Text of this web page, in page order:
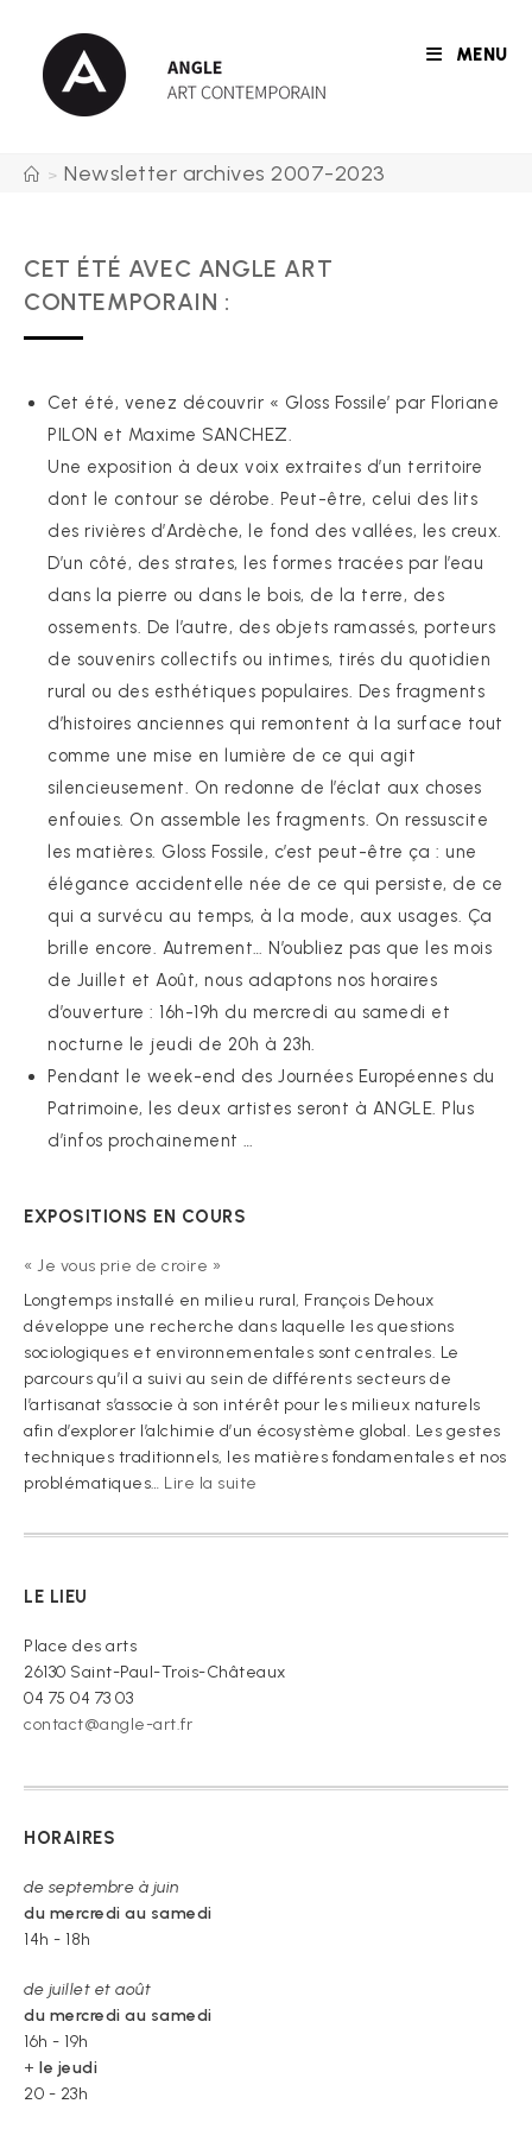
content
MENU
> Newsletter archives 2007-2023
CET ÉTÉ AVEC ANGLE ART
CONTEMPORAIN :
Cet été, venez découvrir « Gloss Fossile’ par Floriane
PILON et Maxime SANCHEZ.
Une exposition à deux voix extraites d’un territoire
dont le contour se dérobe. Peut-être, celui des lits
des rivières d’Ardèche, le fond des vallées, les creux.
D’un côté, des strates, les formes tracées par l’eau
dans la pierre ou dans le bois, de la terre, des
ossements. De l’autre, des objets ramassés, porteurs
de souvenirs collectifs ou intimes, tirés du quotidien
rural ou des esthétiques populaires. Des fragments
d’histoires anciennes qui remontent à la surface tout
comme une mise en lumière de ce qui agit
silencieusement. On redonne de l’éclat aux choses
enfouies. On assemble les fragments. On ressuscite
les matières. Gloss Fossile, c’est peut-être ça : une
élégance accidentelle née de ce qui persiste, de ce
qui a survécu au temps, à la mode, aux usages. Ça
brille encore. Autrement… N’oubliez pas que les mois
de Juillet et Août, nous adaptons nos horaires
d’ouverture : 16h-19h du mercredi au samedi et
nocturne le jeudi de 20h à 23h.
Pendant le week-end des Journées Européennes du
Patrimoine, les deux artistes seront à ANGLE. Plus
d’infos prochainement …
EXPOSITIONS EN COURS
« Je vous prie de croire »
Longtemps installé en milieu rural, François Dehoux
développe une recherche dans laquelle les questions
sociologiques et environnementales sont centrales. Le
parcours qu’il a suivi au sein de différents secteurs de
l’artisanat s’associe à son intérêt pour les milieux naturels
afin d’explorer l’alchimie d’un écosystème global. Les gestes
techniques traditionnels, les matières fondamentales et nos
problématiques… Lire la suite
vous
LE LIEU
Place des arts
26130 Saint-Paul-Trois-Châteaux
04 75 04 73 03
contact@angle-art.fr
HORAIRES
de septembre à juin
du mercredi au samedi
14h - 18h
de juillet et août
du mercredi au samedi
16h - 19h
+ le jeudi
20 - 23h